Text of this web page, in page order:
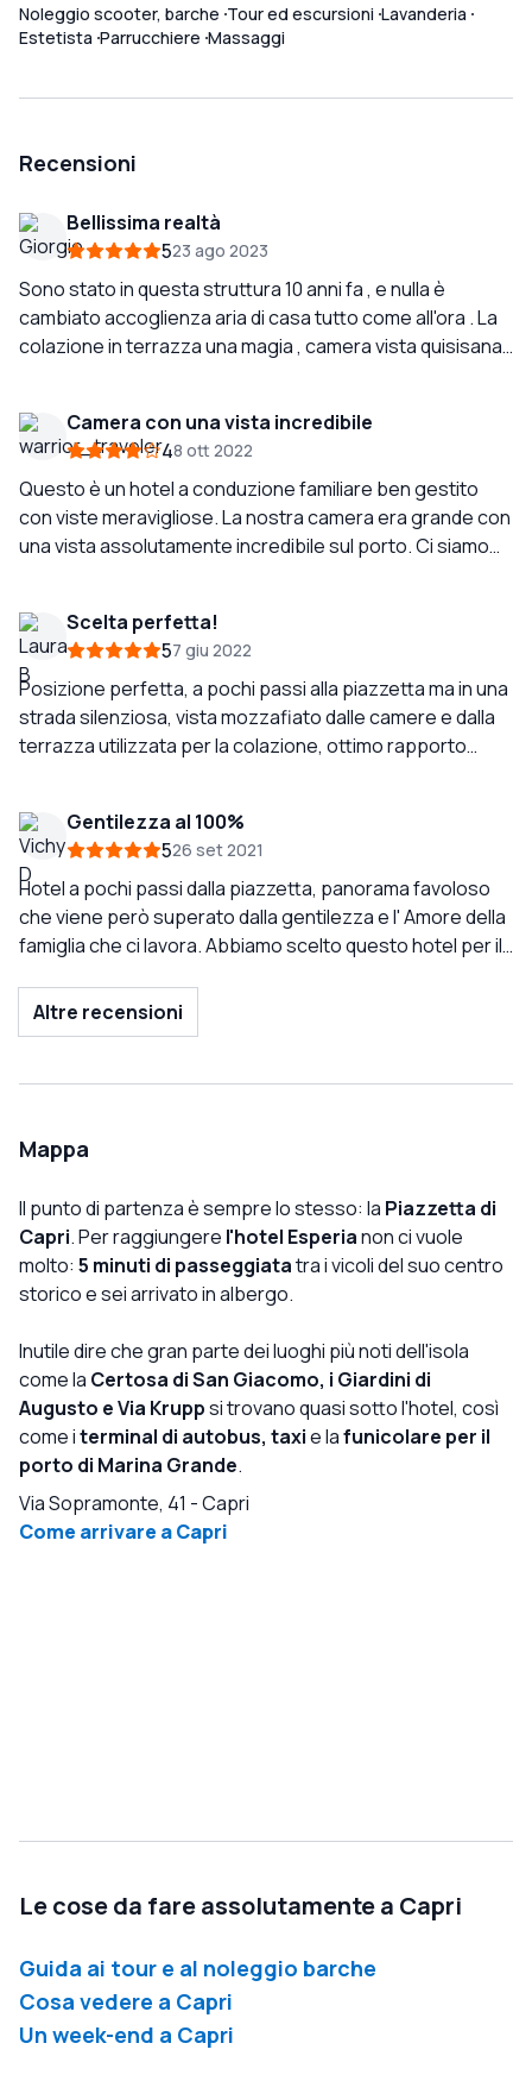
Noleggio scooter, barche Tour ed escursioni Lavanderia
Estetista Parrucchiere Massaggi
Recensioni
Bellissima realtà
523 ago 2023
Sono stato in questa struttura 10 anni fa , e nulla è
cambiato accoglienza aria di casa tutto come all'ora . La
colazione in terrazza una magia , camera vista quisisana
alla bravissima Alessandra che ci ha subito accolti con
etica e professionalità nonostante la sua giovane età
grazie e spero di non impiegarci altri 10 anni per ritornare
a Capri. Grazie Esperia.
Camera con una vista incredibile
48 ott 2022
Questo è un hotel a conduzione familiare ben gestito
con viste meravigliose. La nostra camera era grande con
una vista assolutamente incredibile sul porto. Ci siamo
personale era super cordiale e accomodante. I dolci fatti
in casa per la colazione erano deliziosi e il cappuccino
era eccellente. Questo hotel è una piccola escursione
dal porto, ma ne vale davvero la pena.
Scelta perfetta!
57 giu 2022
Posizione perfetta, a pochi passi alla piazzetta ma in una
strada silenziosa, vista mozzafiato dalle camere e dalla
terrazza utilizzata per la colazione, ottimo rapporto
Gentilezza al 100%
526 set 2021
Hotel a pochi passi dalla piazzetta, panorama favoloso
che viene però superato dalla gentilezza e l' Amore della
famiglia che ci lavora. Abbiamo scelto questo hotel per il
portare il nostro piccolo cucciolo Gigio, scelta non fu mai
così perfetta. Ci siamo trovati davanti a delle persone
ogni punto di vista ❤. Quindi per chiunque volesse andare
comodità e la bellezza della struttura stessa ma
sorriso.
Altre recensioni
Mappa
Il punto di partenza è sempre lo stesso: la Piazzetta di
Capri. Per raggiungere l'hotel Esperianon ci vuole
molto: 5 minuti di passeggiatatra i vicoli del suo centro
storico e sei arrivato in albergo.
Inutile dire che gran parte dei luoghi più noti dell'isola
come la Certosa di San Giacomo, i Giardini di
Augusto e Via Kruppsi trovano quasi sotto l'hotel, così
come iterminal di autobus, taxie lafunicolare per il
porto di Marina Grande.
Via Sopramonte, 41 -Capri
Come arrivare a Capri
Le cose da fare assolutamente a Capri
Guida ai tour e al noleggio barche
Cosa vedere a Capri
Un week-end a Capri